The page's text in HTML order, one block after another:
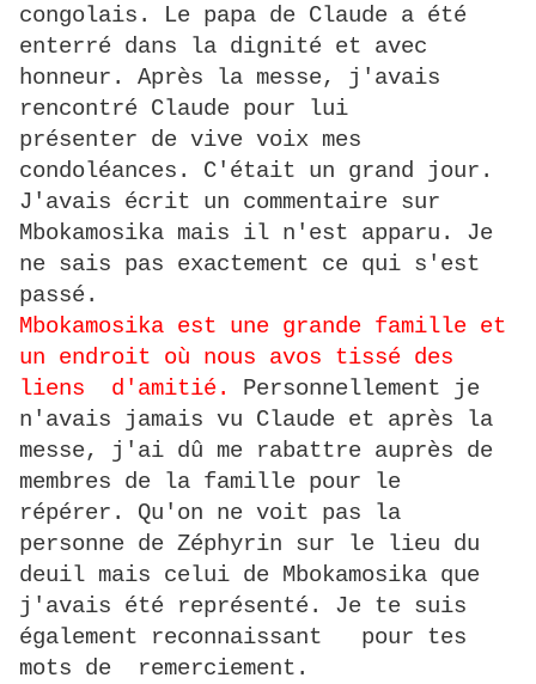
congolais. Le papa de Claude a été
enterré dans la dignité et avec
honneur. Après la messe, j'avais
rencontré Claude pour lui
présenter de vive voix mes
condoléances. C'était un grand jour.
J'avais écrit un commentaire sur
Mbokamosika mais il n'est apparu. Je
ne sais pas exactement ce qui s'est
passé.
Mbokamosika est une grande famille et
un endroit où nous avos tissé des
liens d'amitié.
Personnellement je
n'avais jamais vu Claude et après la
messe, j'ai dû me rabattre auprès de
membres de la famille pour le
répérer. Qu'on ne voit pas la
personne de Zéphyrin sur le lieu du
deuil mais celui de Mbokamosika que
j'avais été représenté. Je te suis
également reconnaissant pour tes
mots de remerciement.